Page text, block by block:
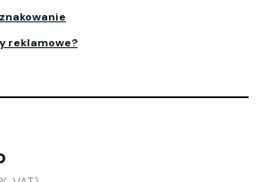
reklamowe?